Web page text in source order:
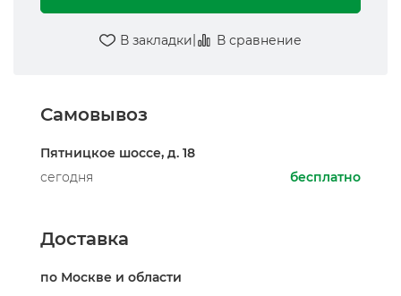
В закладки| В сравнение
Самовывоз
Пятницкое шоссе, д. 18
сегодня
бесплатно
Доставка
по Москве и области